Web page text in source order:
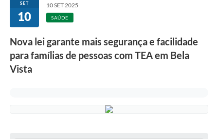
SET
10
10 SET 2025
SAÚDE
Nova lei garante mais segurança e facilidade
para famílias de pessoas com TEA em Bela
Vista